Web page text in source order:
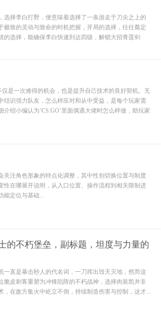
选择李白打野，便意味着选择了一条游走于刀尖之上的
极致的灵动与致命的时机把握，开局的选择，往往奠定
的选择，能确保李白快速到达四级，解锁大招青莲剑
仅是一次难得的机会，也是提升自己技术的良好契机。无
结识强力队友，怎么样应对和从中受益，是每个玩家需
绍小编认为‘CS:GO’里面偶遇大佬时怎么样做，助玩家
关注角色形象的特点化调整，其中性别切换位置与制度
性在哪展开说明，从入口位置、操作流程到相关限制进
能定位与基础...
的不朽堡垒，副标题，坦度与力量的
一直是暴击秒人的代名词，一刀挥出毁天灭地，然而这
脆皮刺客重塑为冲锋陷阵的不朽战神，选择肉装凯并非
，在敌方集火中屹立不倒，持续制造伤害与控制，这才...